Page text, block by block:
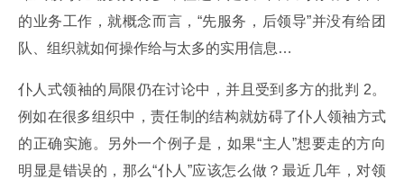
的业务工作，就概念而言，“先服务，后领导”并没有给团
队、组织就如何操作给与太多的实用信息…
仆人式领袖的局限仍在讨论中，并且受到多方的批判 2。
例如在很多组织中，责任制的结构就妨碍了仆人领袖方式
的正确实施。另外一个例子是，如果“主人”想要走的方向
明显是错误的，那么“仆人”应该怎么做？最近几年，对领